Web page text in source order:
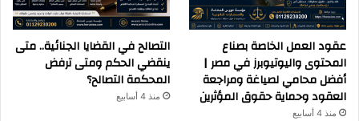
عقود العمل الخاصة بصناع
المحتوى واليوتيوبرز في مصر |
أفضل محامي لصياغة ومراجعة
العقود وحماية حقوق المؤثرين
منذ 4 أسابيع
التصالح في القضايا الجنائية.. متى
ينقضي الحكم ومتى ترفض
المحكمة التصالح؟
منذ 4 أسابيع